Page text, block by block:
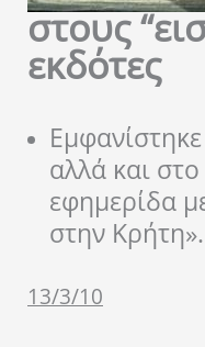
στους
εκδότες
αλλά και
εφημερίδα
στην Κρήτη».
13/3/10